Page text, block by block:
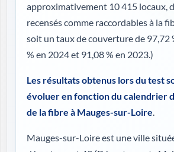
approximativement 10 415 locaux,
recensés comme raccordables à la
soit un taux de couverture de 97,72
% en 2024 et 91,08 % en 2023.)
Les résultats obtenus lors du test
évoluer en fonction du calendrier
de la fibre à Mauges-sur-Loire.
Mauges-sur-Loire est une ville